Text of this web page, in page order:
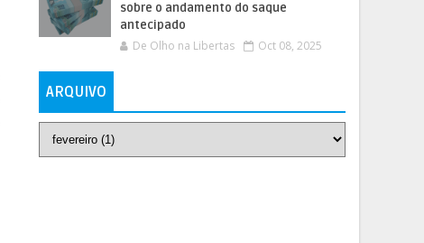
sobre o andamento do saque
antecipado
De Olho na Libertas Oct 08, 2025
ARQUIVO